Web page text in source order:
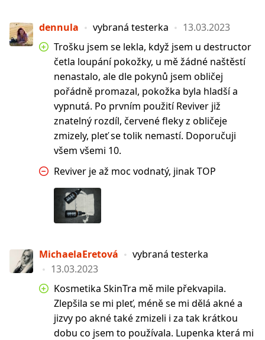
dennula vybraná testerka
13.03.2023
Trošku jsem se lekla, když jsem u destructor
četla loupání pokožky, u mě žádné naštěstí
nenastalo, ale dle pokynů jsem obličej
pořádně promazal, pokožka byla hladší a
vypnutá. Po prvním použití Reviver již
znatelný rozdíl, červené fleky z obličeje
zmizely, pleť se tolik nemastí. Doporučuji
všem všemi 10.
Reviver je až moc vodnatý, jinak TOP
MichaelaEretová
vybraná testerka
13.03.2023
Kosmetika SkinTra mě mile překvapila.
Zlepšila se mi pleť, méně se mi dělá akné a
jizvy po akné také zmizeli i za tak krátkou
dobu co jsem to používala. Lupenka která mi